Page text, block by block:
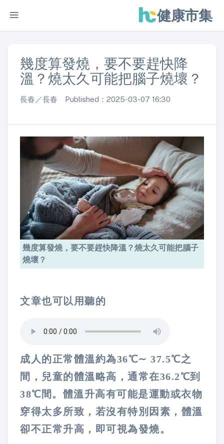
健康市集
幾度算發燒，要不要趕快降
溫？燒太久可能把腦子燒壞？
長春／長春 Published：2025-03-07 16:30
幾度算發燒，要不要趕快降溫？燒太久可能把腦子
燒壞？
文章也可以用聽的
成人的正常體溫約為36℃∼ 37.5℃之
間，兒童的體溫略高，通常在36.2℃到
38℃間。體溫升高有可能是運動或衣物
穿得太多所致，若沒有特別因素，體溫
卻不正常升高，即可視為發燒。